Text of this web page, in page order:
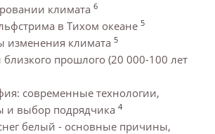
климата 6
в Тихом океане 5
изменения климата 5
прошлого (20 000-100 лет
современные технологии,
и выбор подрядчика 4
белый - основные причины,